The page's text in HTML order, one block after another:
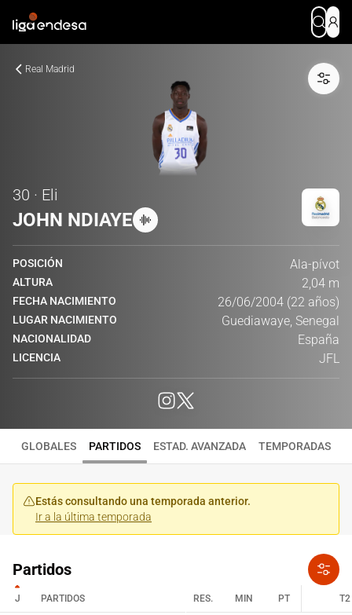
Real Madrid
30 · Eli
JOHN NDIAYE
POSICIÓN Ala-pívot
ALTURA 2,04 m
FECHA NACIMIENTO 26/06/2004 (22 años)
LUGAR NACIMIENTO Guediawaye, Senegal
NACIONALIDAD España
LICENCIA JFL
GLOBALES PARTIDOS ESTAD. AVANZADA TEMPORADAS
Estás consultando una temporada anterior.
Ir a la última temporada
Partidos
J PARTIDOS RES. MIN PT T2